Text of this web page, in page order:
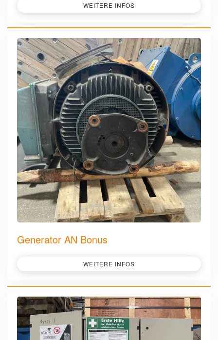
WEITERE INFOS
Generator AN Bonus
WEITERE INFOS